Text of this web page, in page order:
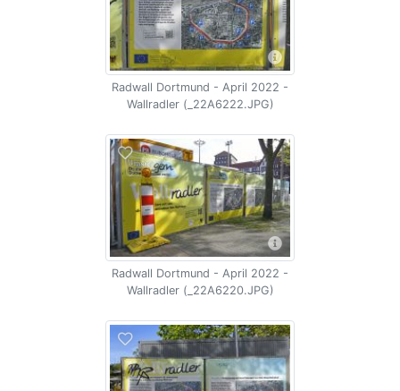
Radwall Dortmund - April 2022 -
Wallradler (_22A6222.JPG)
Radwall Dortmund - April 2022 -
Wallradler (_22A6220.JPG)